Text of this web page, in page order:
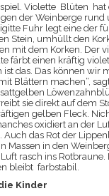
Violette Blüten hat
der Weinberge rund
Fuhr legt eine der
Stein, umhüllt den
mit dem Korken. Der
färbt einen kräftig
ist das. Das können wir
Blättern machen“,
sie direkt auf dem
gelben Fleck.
oxidiert an der
das Rot der
Massen in den
rasch ins Rotbraune.
bleibt farbstabil.
Kinder